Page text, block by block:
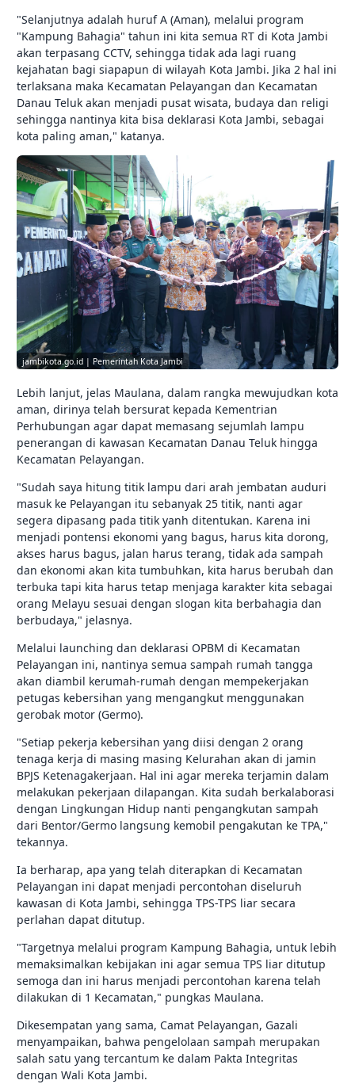
"Selanjutnya adalah huruf A (Aman), melalui program
"Kampung Bahagia" tahun ini kita semua RT di Kota Jambi
akan terpasang CCTV, sehingga tidak ada lagi ruang
kejahatan bagi siapapun di wilayah Kota Jambi. Jika 2 hal ini
terlaksana maka Kecamatan Pelayangan dan Kecamatan
Danau Teluk akan menjadi pusat wisata, budaya dan religi
sehingga nantinya kita bisa deklarasi Kota Jambi, sebagai
kota paling aman," katanya.
jambikota.go.id | Pemerintah Kota Jambi
Lebih lanjut, jelas Maulana, dalam rangka mewujudkan kota
aman, dirinya telah bersurat kepada Kementrian
Perhubungan agar dapat memasang sejumlah lampu
penerangan di kawasan Kecamatan Danau Teluk hingga
Kecamatan Pelayangan.
"Sudah saya hitung titik lampu dari arah jembatan auduri
masuk ke Pelayangan itu sebanyak 25 titik, nanti agar
segera dipasang pada titik yanh ditentukan. Karena ini
menjadi pontensi ekonomi yang bagus, harus kita dorong,
akses harus bagus, jalan harus terang, tidak ada sampah
dan ekonomi akan kita tumbuhkan, kita harus berubah dan
terbuka tapi kita harus tetap menjaga karakter kita sebagai
orang Melayu sesuai dengan slogan kita berbahagia dan
berbudaya," jelasnya.
Melalui launching dan deklarasi OPBM di Kecamatan
Pelayangan ini, nantinya semua sampah rumah tangga
akan diambil kerumah-rumah dengan mempekerjakan
petugas kebersihan yang mengangkut menggunakan
gerobak motor (Germo).
"Setiap pekerja kebersihan yang diisi dengan 2 orang
tenaga kerja di masing masing Kelurahan akan di jamin
BPJS Ketenagakerjaan. Hal ini agar mereka terjamin dalam
melakukan pekerjaan dilapangan. Kita sudah berkalaborasi
dengan Lingkungan Hidup nanti pengangkutan sampah
dari Bentor/Germo langsung kemobil pengakutan ke TPA,"
tekannya.
Ia berharap, apa yang telah diterapkan di Kecamatan
Pelayangan ini dapat menjadi percontohan diseluruh
kawasan di Kota Jambi, sehingga TPS-TPS liar secara
perlahan dapat ditutup.
"Targetnya melalui program Kampung Bahagia, untuk lebih
memaksimalkan kebijakan ini agar semua TPS liar ditutup
semoga dan ini harus menjadi percontohan karena telah
dilakukan di 1 Kecamatan," pungkas Maulana.
Dikesempatan yang sama, Camat Pelayangan, Gazali
menyampaikan, bahwa pengelolaan sampah merupakan
salah satu yang tercantum ke dalam Pakta Integritas
dengan Wali Kota Jambi.